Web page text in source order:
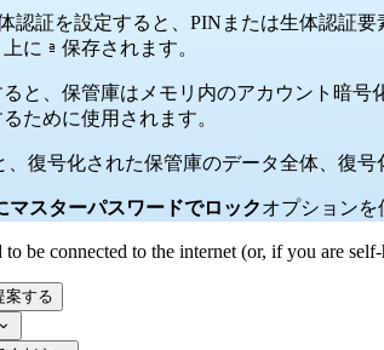
認証を設定すると、PINまたは生体認証
に ª 保存されます。
ると、保管庫はメモリ内のアカウント暗号
ために使用されます。
、復号化された保管庫のデータ全体、復
マスターパスワードでロックオプションを
to be connected to the internet (or, if you are
案する